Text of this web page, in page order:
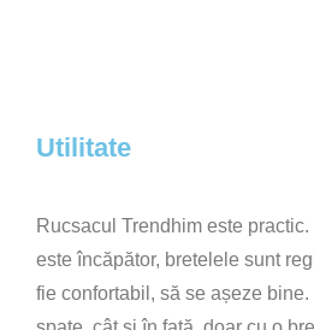
Utilitate
Rucsacul Trendhim este
este încăpător, bretelele sunt
fie confortabil, să se așeze